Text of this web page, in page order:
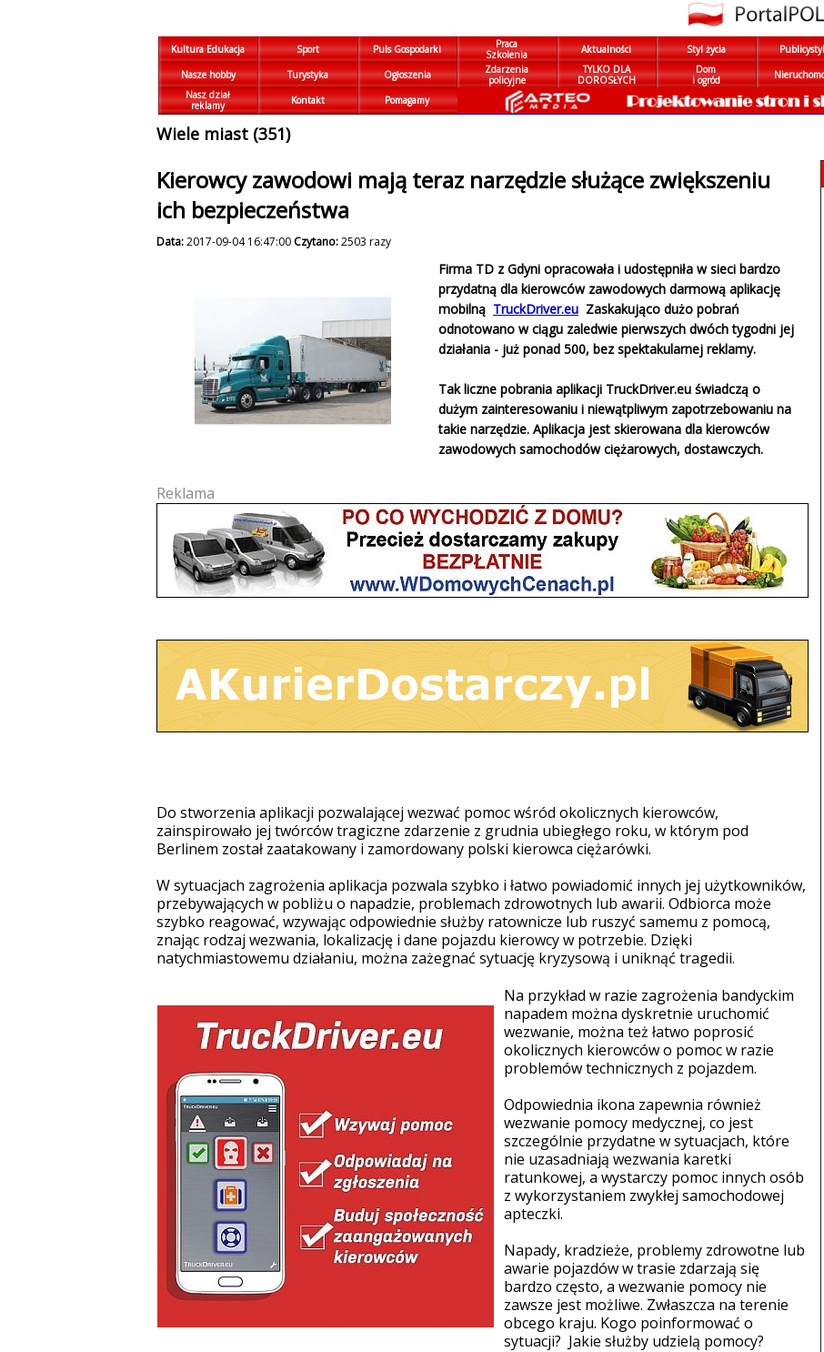
Kultura Edukacja Sport Puls Gospodarki
Praca
Szkolenia
Aktualności Styl życia
Nasze hobby
Turystyka Ogłoszenia
Zdarzenia
policyjne
TYLKO DLA
DOROSŁYCH
Dom
i ogród
Nasz dział
reklamy
Kontakt Pomagamy
Wiele miast (351)
Kierowcy zawodowi mają teraz narzędzie służące zwiększeniu
ich bezpieczeństwa
Data:2017-09-04 16:47:00 Czytano:2503 razy
Firma TD z Gdyni opracowała i udostępniła w sieci bardzo
przydatną dla kierowców zawodowych darmową aplikację
mobilną TruckDriver.eu Zaskakująco dużo pobrań
odnotowano w ciągu zaledwie pierwszych dwóch tygodni jej
działania - już ponad 500, bez spektakularnej reklamy.
Tak liczne pobrania aplikacji TruckDriver.eu świadczą o
dużym zainteresowaniu i niewątpliwym zapotrzebowaniu na
takie narzędzie. Aplikacja jest skierowana dla kierowców
zawodowych samochodów ciężarowych, dostawczych.
Reklama
Do stworzenia aplikacji pozwalającej wezwać pomoc wśród okolicznych kierowców,
zainspirowało jej twórców tragiczne zdarzenie z grudnia ubiegłego roku, w którym pod
Berlinem został zaatakowany i zamordowany polski kierowca ciężarówki.
W sytuacjach zagrożenia aplikacja pozwala szybko i łatwo powiadomić innych jej użytkowników,
przebywających w pobliżu o napadzie, problemach zdrowotnych lub awarii. Odbiorca może
szybko reagować, wzywając odpowiednie służby ratownicze lub ruszyć samemu z pomocą,
znając rodzaj wezwania, lokalizację i dane pojazdu kierowcy w potrzebie. Dzięki
natychmiastowemu działaniu, można zażegnać sytuację kryzysową i uniknąć tragedii.
Na przykład w razie zagrożenia bandyckim
napadem można dyskretnie uruchomić
wezwanie, można też łatwo poprosić
okolicznych kierowców o pomoc w razie
problemów technicznych z pojazdem.
Odpowiednia ikona zapewnia również
wezwanie pomocy medycznej, co jest
szczególnie przydatne w sytuacjach, które
nie uzasadniają wezwania karetki
ratunkowej, a wystarczy pomoc innych osób
z wykorzystaniem zwykłej samochodowej
apteczki.
Napady, kradzieże, problemy zdrowotne lub
awarie pojazdów w trasie zdarzają się
bardzo często, a wezwanie pomocy nie
zawsze jest możliwe. Zwłaszcza na terenie
obcego kraju. Kogo poinformować o
sytuacji? Jakie służby udzielą pomocy?